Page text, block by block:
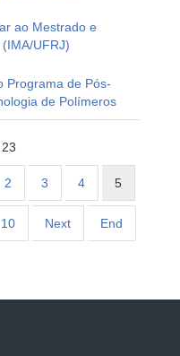
ao Mestrado e
UFRJ)
Programa de Pós-
de Polímeros
2 3 4 5
10 Next End